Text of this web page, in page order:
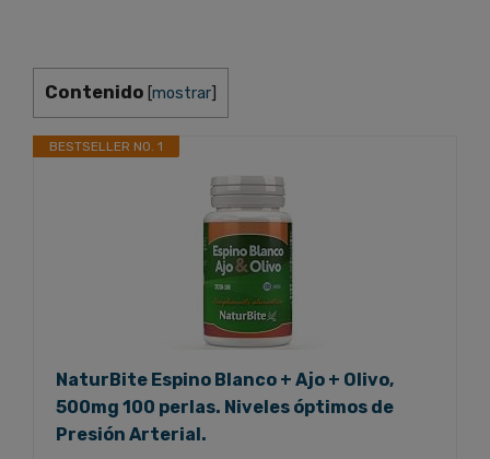
Contenido [mostrar]
BESTSELLER NO. 1
NaturBite Espino Blanco + Ajo + Olivo,
500mg 100 perlas. Niveles óptimos de
Presión Arterial.